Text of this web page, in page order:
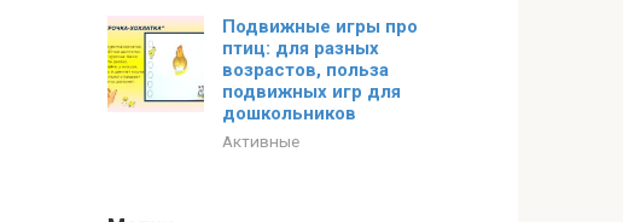
Подвижные игры про
птиц: для разных
возрастов, польза
подвижных игр для
дошкольников
Активные